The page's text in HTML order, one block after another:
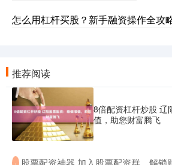
怎么用杠杆买股？新手融资操作全攻
推荐阅读
8倍配资杠杆炒股 辽
值，助您财富腾飞